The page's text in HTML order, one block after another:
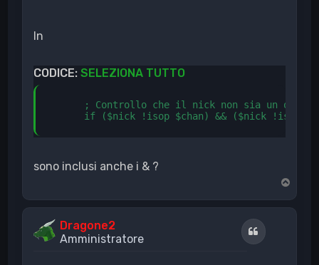
In
CODICE:SELEZIONA TUTTO
; Controllo che il nick non sia un op/
if ($nick !isop $chan) && ($nick !ishop
sono inclusi anche i & ?
o
p
Dragone2
Amministratore
Cita